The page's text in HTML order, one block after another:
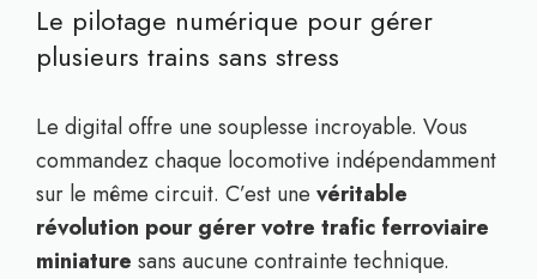
Le pilotage numérique pour gérer
plusieurs trains sans stress
Le digital offre une souplesse incroyable. Vous
commandez chaque locomotive indépendamment
sur le même circuit. C’est une véritable
révolution pour gérer votre trafic ferroviaire
miniature sans aucune contrainte technique.